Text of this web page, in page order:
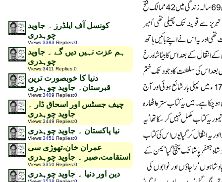
کونسل آف ایلڈرز ۔ جاوید
چوہدری
Views:3383 Replies:0
ہم عزت نہیں دیں گے ۔ جاوید
چوہدری
Views:3411 Replies:0
دنیا کا خوبصورت ترین
قبرستان۔ جاوید چوہدری
Views:3409 Replies:0
چیف جسٹس اور اسحاق ڈار ۔
جاوید چوہدری
Views:3449 Replies:0
نیا پاکستان ۔ جاوید چوہدری
Views:3451 Replies:0
عمران خان،تھوڑی سی
استقامت،صبر ۔ جاوید چوہدری
Views:3350 Replies:0
دین اور دنیا ۔ جاوید چوہدری